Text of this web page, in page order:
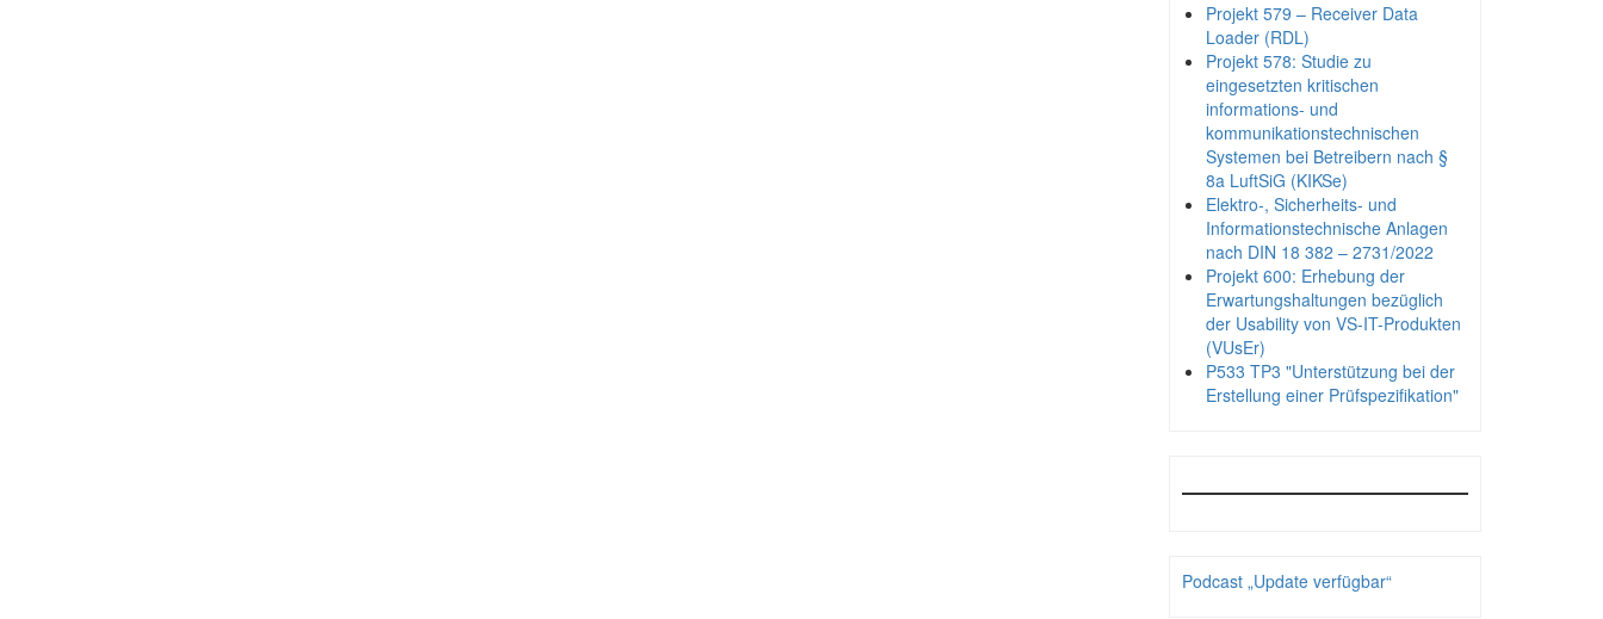
Projekt 579 – Receiver Data
Loader (RDL)
Projekt 578: Studie zu
eingesetzten kritischen
informations- und
kommunikationstechnischen
Systemen bei Betreibern nach §
8a LuftSiG (KIKSe)
Elektro-, Sicherheits- und
Informationstechnische Anlagen
nach DIN 18 382 – 2731/2022
Projekt 600: Erhebung der
Erwartungshaltungen bezüglich
der Usability von VS-IT-Produkten
(VUsEr)
P533 TP3 "Unterstützung bei der
Erstellung einer Prüfspezifikation"
Podcast „Update verfügbar“